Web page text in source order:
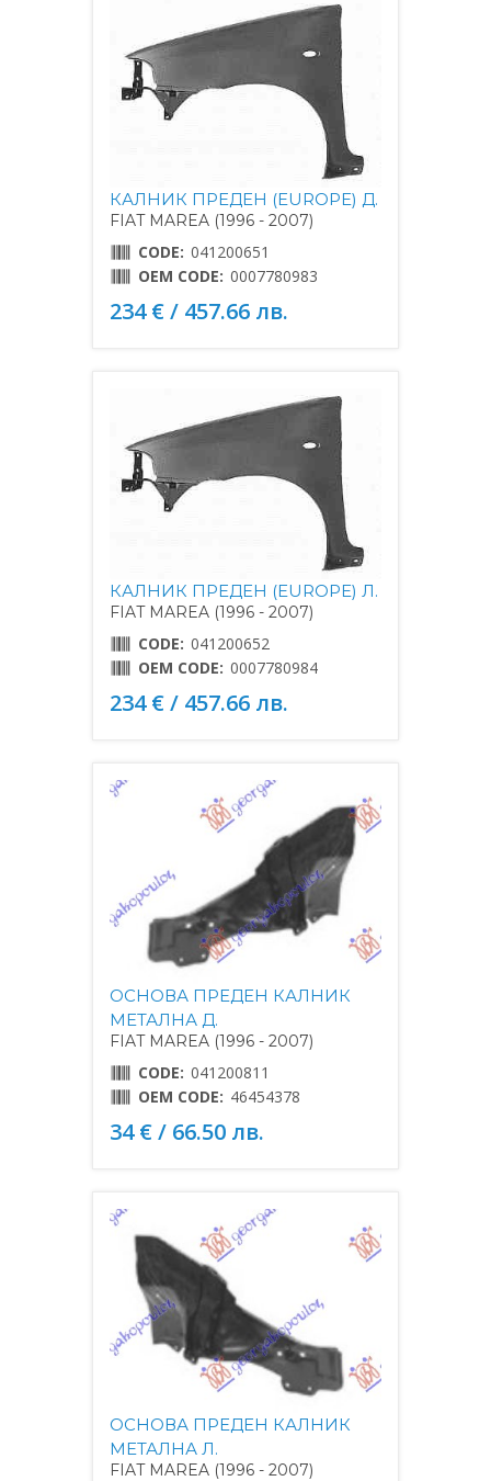
КАЛНИК ПРЕДЕН (EUROPE) Д.
FIAT MAREA (1996 - 2007)
CODE: 041200651
OEM CODE: 0007780983
234 € / 457.66 лв.
КАЛНИК ПРЕДЕН (EUROPE) Л.
FIAT MAREA (1996 - 2007)
CODE: 041200652
OEM CODE: 0007780984
234 € / 457.66 лв.
ОСНОВА ПРЕДЕН КАЛНИК
МЕТАЛНА Д.
FIAT MAREA (1996 - 2007)
CODE: 041200811
OEM CODE: 46454378
34 € / 66.50 лв.
ОСНОВА ПРЕДЕН КАЛНИК
МЕТАЛНА Л.
FIAT MAREA (1996 - 2007)